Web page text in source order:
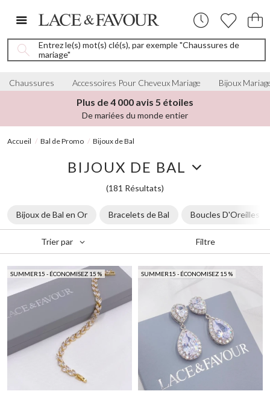
Entrez le(s) mot(s) clé(s), par exemple "Chaussures de
mariage"
Chaussures Accessoires Pour Cheveux Mariage Bijoux
Plus de 4 000 avis 5 étoiles
De mariées du monde entier
Accueil Bal de Promo Bijoux de Bal
BIJOUX DE BAL
(181 Résultats)
Bijoux de Bal en Or Bracelets de Bal Boucles D'Oreilles
Trier par Filtre
SUMMER15 - ÉCONOMISEZ 15 % SUMMER15 - ÉCONOMISEZ 15 %